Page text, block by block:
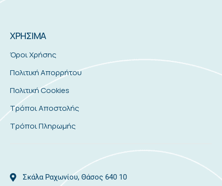
ΧΡΗΣΙΜΑ
Όροι Χρήσης
Πολιτική Απορρήτου
Πολιτική Cookies
Τρόποι Αποστολής
Τρόποι Πληρωμής
Σκάλα Ραχωνίου, Θάσος 640 10